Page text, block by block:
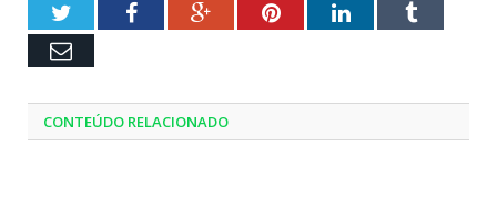
TwitterFacebookGoogle+PinterestLinkedInTumblr
Email
CONTEÚDO RELACIONADO